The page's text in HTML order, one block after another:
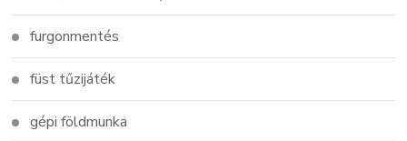
furgonmentés
füst tűzijáték
gépi földmunka